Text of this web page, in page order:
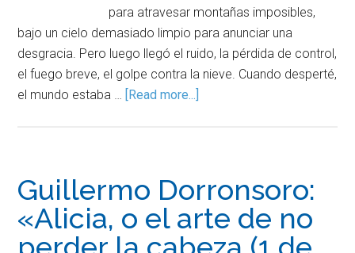
para atravesar montañas imposibles,
bajo un cielo demasiado limpio para anunciar una
desgracia. Pero luego llegó el ruido, la pérdida de control,
el fuego breve, el golpe contra la nieve. Cuando desperté,
el mundo estaba … [Read more...]
Guillermo Dorronsoro:
«Alicia, o el arte de no